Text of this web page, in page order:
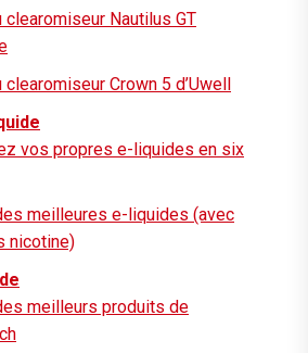
clearomiseur Nautilus GT
clearomiseur Crown 5 d’Uwell
vos propres e-liquides en six
meilleures e-liquides (avec
nicotine)
meilleurs produits de